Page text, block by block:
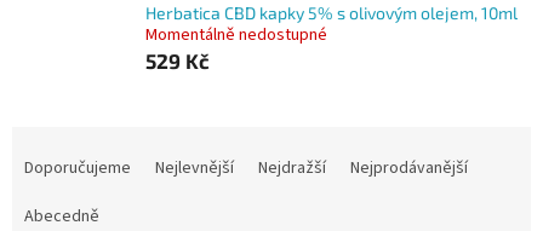
Herbatica CBD kapky 5% s olivovým olejem, 10ml
Momentálně nedostupné
529 Kč
Doporučujeme Nejlevnější Nejdražší
Nejprodávanější
Abecedně